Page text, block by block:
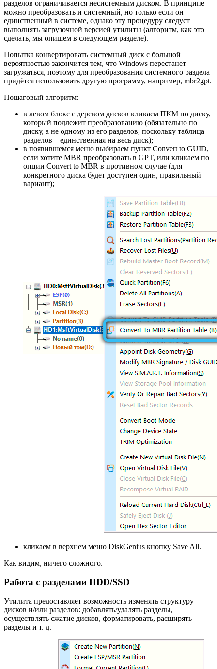
разделов ограничивается несистемным диском. В принципе
можно преобразовать и системный, но только если он
единственный в системе, однако эту процедуру следует
выполнять загрузочной версией утилиты (алгоритм, как это
сделать, мы опишем в следующем разделе).
Попытка конвертировать системный диск с большой
вероятностью закончится тем, что Windows перестанет
загружаться, поэтому для преобразования системного раздела
придётся использовать другую программу, например, mbr2gpt.
Пошаговый алгоритм:
в левом блоке с деревом дисков кликаем ПКМ по диску,
который подлежит преобразованию (обязательно по
диску, а не одному из его разделов, поскольку таблица
разделов – единственная на весь диск);
в появившемся меню выбираем пункт Convert to GUID,
если хотите MBR преобразовать в GPT, или кликаем по
опции Convert to MBR в противном случае (для
конкретного диска будет доступен один, правильный
вариант);
кликаем в верхнем меню DiskGenius кнопку Save All.
Как видим, ничего сложного.
Работа с разделами HDD/SSD
Утилита предоставляет возможность изменять структуру
дисков и/или разделов: добавлять/удалять разделы,
осуществлять сжатие дисков, форматировать, расширять
разделы и т. д.